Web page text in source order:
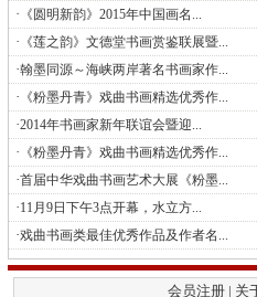
· 《圆明新韵》2015年中国画名...
· 《莲之韵》文德堂书画赏鉴联展暨...
·翰墨同源～海峡两岸著名书画家作...
· 《粉墨丹青》戏曲书画精选优秀作...
·2014年书画家新年联谊会暨迎...
· 《粉墨丹青》戏曲书画精选优秀作...
·首届中华戏曲书画艺术大展《粉墨...
·11月9日下午3点开幕，水立方...
·戏曲书画类最佳优秀作品及作者名...
会员注册 | 关